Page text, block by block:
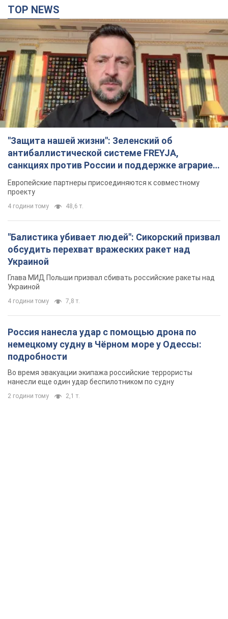
TOP NEWS
"Защита нашей жизни": Зеленский об
антибаллистической системе FREYJA,
санкциях против России и поддержке аграриев.
Видео
Европейские партнеры присоединяются к совместному
проекту
4 години тому 48,6 т.
"Балистика убивает людей": Сикорский призвал
обсудить перехват вражеских ракет над
Украиной
Глава МИД Польши призвал сбивать российские ракеты над
Украиной
4 години тому 7,8 т.
Россия нанесла удар с помощью дрона по
немецкому судну в Чёрном море у Одессы:
подробности
Во время эвакуации экипажа российские террористы
нанесли еще один удар беспилотником по судну
2 години тому 2,1 т.